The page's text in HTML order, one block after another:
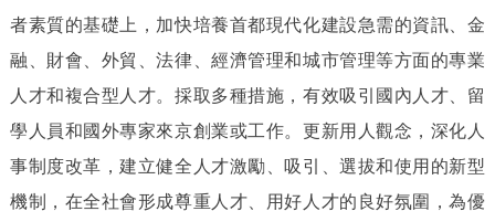
者素質的基礎上，加快培養首都現代化建設急需的資訊、金
融、財會、外貿、法律、經濟管理和城市管理等方面的專業
人才和複合型人才。採取多種措施，有效吸引國內人才、留
學人員和國外專家來京創業或工作。更新用人觀念，深化人
事制度改革，建立健全人才激勵、吸引、選拔和使用的新型
機制，在全社會形成尊重人才、用好人才的良好氛圍，為優